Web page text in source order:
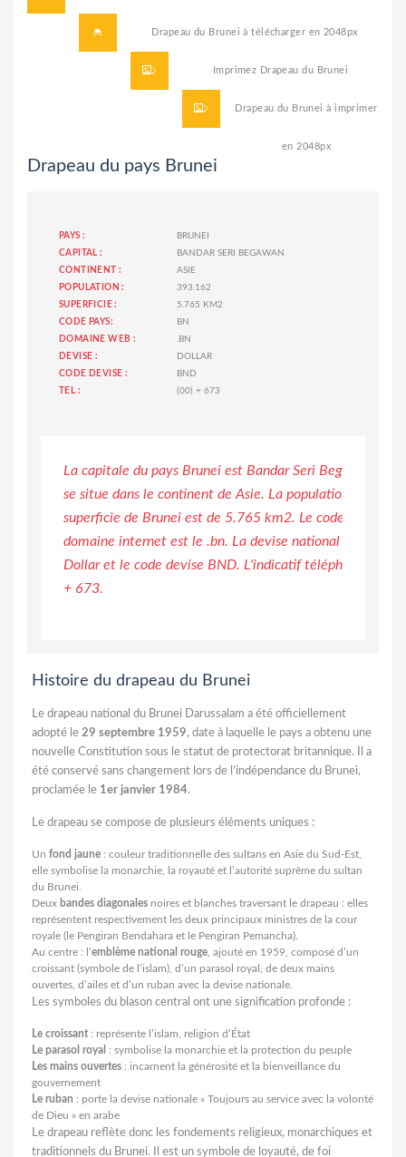
Drapeau du Brunei à télécharger en 2048px
Imprimez Drapeau du Brunei
Drapeau du Brunei à imprimer
en 2048px
Drapeau du pays Brunei
PAYS :
BRUNEI
CAPITAL :
BANDAR SERI BEGAWAN
CONTINENT :
ASIE
POPULATION :
393.162
SUPERFICIE :
5.765 KM2
CODE PAYS:
BN
DOMAINE WEB :
.BN
DEVISE :
DOLLAR
CODE DEVISE :
BND
TEL :
(00) + 673
La capitale du pays Brunei est Bandar Seri Begawan. Le
se situe dans le continent de Asie. La population est de
superficie de Brunei est de 5.765 km2. Le code pays est
domaine internet est le .bn. La devise national du pays
Dollar et le code devise BND. L'indicatif téléphonique de
+ 673.
Histoire du drapeau du Brunei
Le drapeau national du Brunei Darussalam a été officiellement
adopté le 29 septembre 1959, date à laquelle le pays a obtenu une
nouvelle Constitution sous le statut de protectorat britannique. Il a
été conservé sans changement lors de l’indépendance du Brunei,
proclamée le 1er janvier 1984.
Le drapeau se compose de plusieurs éléments uniques :
Un fond jaune : couleur traditionnelle des sultans en Asie du Sud-Est,
elle symbolise la monarchie, la royauté et l’autorité suprême du sultan
du Brunei.
Deux bandes diagonales noires et blanches traversant le drapeau : elles
représentent respectivement les deux principaux ministres de la cour
royale (le Pengiran Bendahara et le Pengiran Pemancha).
Au centre : l’emblème national rouge , ajouté en 1959, composé d’un
croissant (symbole de l’islam), d’un parasol royal, de deux mains
ouvertes, d’ailes et d’un ruban avec la devise nationale.
Les symboles du blason central ont une signification profonde :
Le croissant: représente l’islam, religion d’État
Le parasol royal : symbolise la monarchie et la protection du peuple
Les mains ouvertes : incarnent la générosité et la bienveillance du
gouvernement
Le ruban : porte la devise nationale « Toujours au service avec la volonté
de Dieu » en arabe
Le drapeau reflète donc les fondements religieux, monarchiques et
traditionnels du Brunei. Il est un symbole de loyauté, de foi